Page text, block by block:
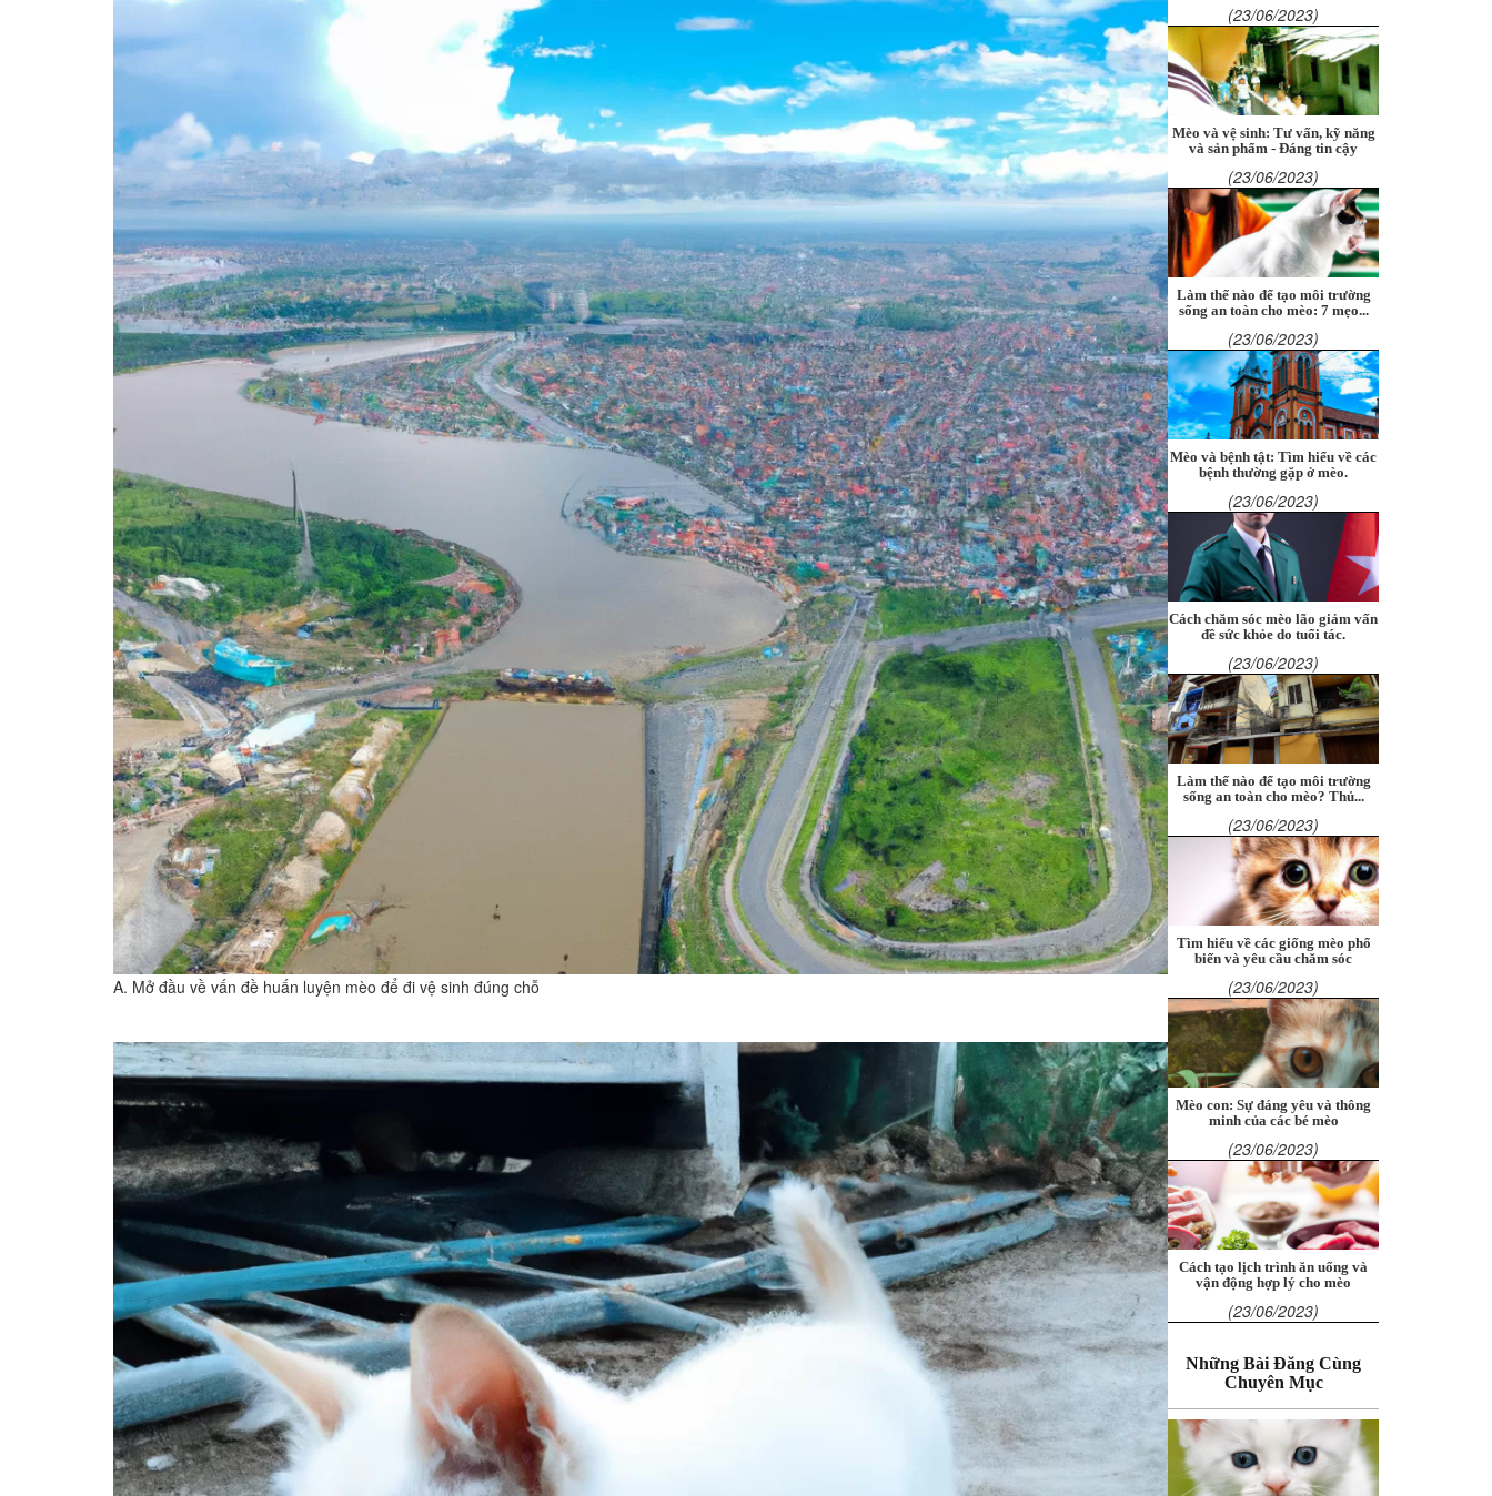
A. Mở đầu về vấn đề huấn luyện mèo để đi vệ sinh đúng chỗ
(23/06/2023)
Mèo và vệ sinh: Tư vấn, kỹ năng
và sản phẩm - Đáng tin cậy
(23/06/2023)
Làm thế nào để tạo môi trường
sống an toàn cho mèo: 7 mẹo...
(23/06/2023)
Mèo và bệnh tật: Tìm hiểu về các
bệnh thường gặp ở mèo.
(23/06/2023)
Cách chăm sóc mèo lão giảm vấn
đề sức khỏe do tuổi tác.
(23/06/2023)
Làm thế nào để tạo môi trường
sống an toàn cho mèo? Thủ...
(23/06/2023)
Tìm hiểu về các giống mèo phổ
biến và yêu cầu chăm sóc
(23/06/2023)
Mèo con: Sự đáng yêu và thông
minh của các bé mèo
(23/06/2023)
Cách tạo lịch trình ăn uống và
vận động hợp lý cho mèo
(23/06/2023)
Những Bài Đăng Cùng
Chuyên Mục